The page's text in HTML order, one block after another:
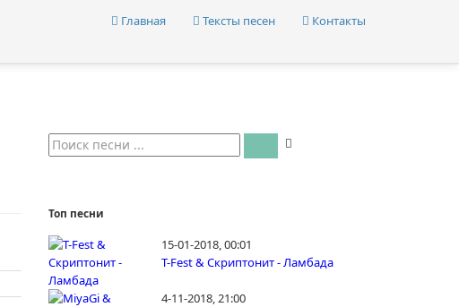
Главная Тексты песен Контакты
Топ песни
15-01-2018, 00:01
T-Fest & Скриптонит - Ламбада
4-11-2018, 21:00